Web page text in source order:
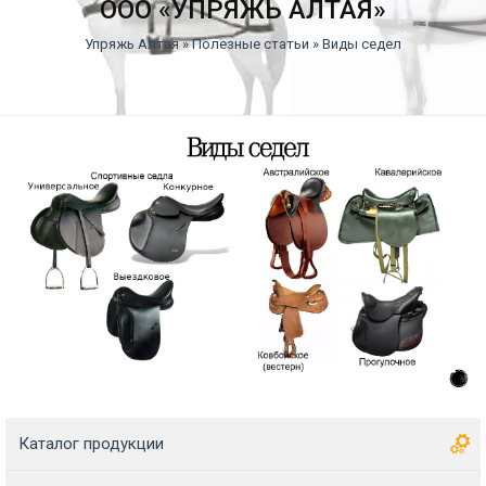
ООО «УПРЯЖЬ АЛТАЯ»
Упряжь Алтая»Полезные статьи » Виды седел
Каталог продукции